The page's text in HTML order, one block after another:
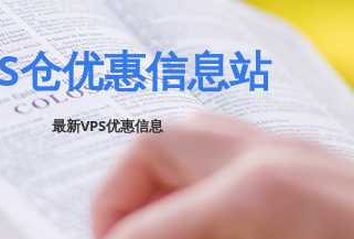
仓优惠信息站
最新VPS优惠信息